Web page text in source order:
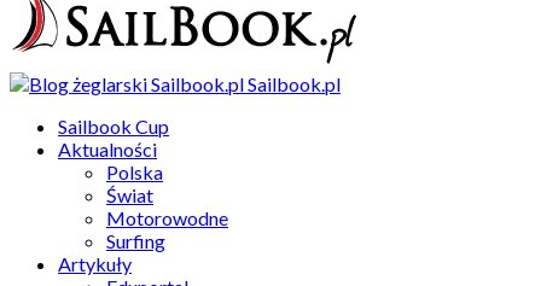
Sailbook.pl
Sailbook Cup
Aktualności
Polska
Świat
Motorowodne
Surfing
Artykuły